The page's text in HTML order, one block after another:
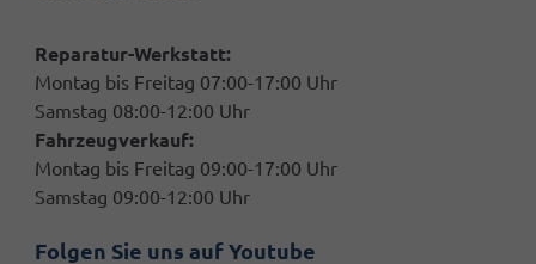
Reparatur-Werkstatt:
Montag bis Freitag 07:00-17:00 Uhr
Samstag 08:00-12:00 Uhr
Fahrzeugverkauf:
Montag bis Freitag 09:00-17:00 Uhr
Samstag 09:00-12:00 Uhr
Folgen Sie uns auf Youtube